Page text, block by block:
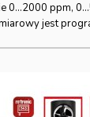
0...2000 ppm,
jest